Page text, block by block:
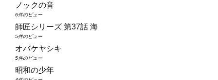
ノックの音
6件のビュー
師匠シリーズ 第37話 海
5件のビュー
オバケヤシキ
5件のビュー
昭和の少年